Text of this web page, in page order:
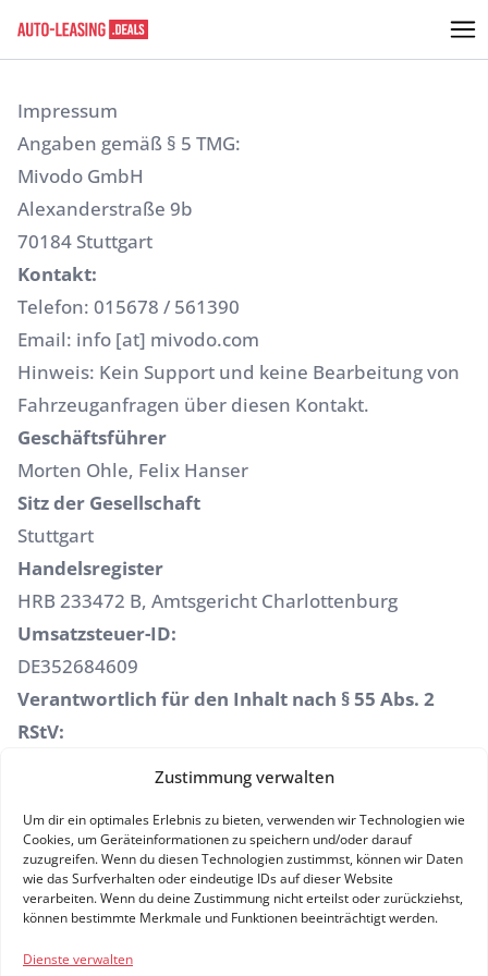
Zustimmung verwalten
Um dir ein optimales Erlebnis zu bieten, verwenden wir Technologien wie
Cookies, um Geräteinformationen zu speichern und/oder darauf
zuzugreifen. Wenn du diesen Technologien zustimmst, können wir Daten
wie das Surfverhalten oder eindeutige IDs auf dieser Website
verarbeiten. Wenn du deine Zustimmung nicht erteilst oder zurückziehst,
können bestimmte Merkmale und Funktionen beeinträchtigt werden.
Dienste verwalten
Impressum
Angaben gemäß § 5 TMG:
Mivodo GmbH
Alexanderstraße 9b
70184 Stuttgart
Kontakt:
Telefon: 015678 / 561390
Email: info [at] mivodo.com
Hinweis: Kein Support und keine Bearbeitung von
Fahrzeuganfragen über diesen Kontakt.
Geschäftsführer
Morten Ohle, Felix Hanser
Sitz der Gesellschaft
Stuttgart
Handelsregister
HRB 233472 B, Amtsgericht Charlottenburg
Umsatzsteuer-ID:
DE352684609
Verantwortlich für den Inhalt nach § 55 Abs. 2
RStV:
Die Europäische Kommission stellt eine Plattform
zur Online-Streitbeilegung (OS)
bereit:http://ec.europa.eu/consumers/odr
Unsere E-Mail-Adresse finden sie oben im
Impressum.